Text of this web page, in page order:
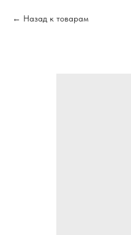
Назад к товарам